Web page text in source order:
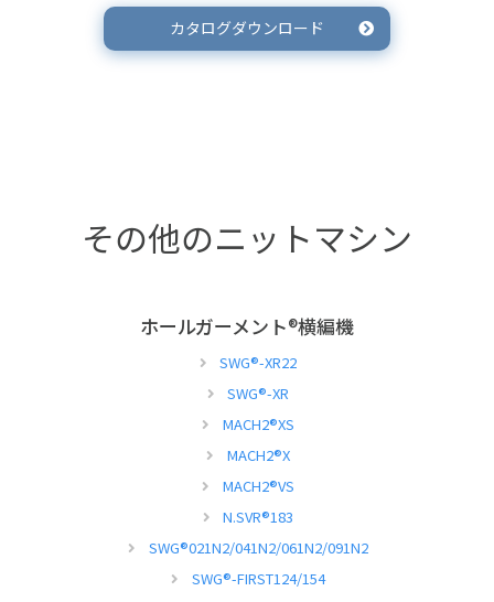
カタログダウンロード
その他のニットマシン
ホールガーメント®横編機
SWG®-XR22
SWG®-XR
MACH2®XS
MACH2®X
MACH2®VS
N.SVR®183
SWG®021N2/041N2/061N2/091N2
SWG®-FIRST124/154